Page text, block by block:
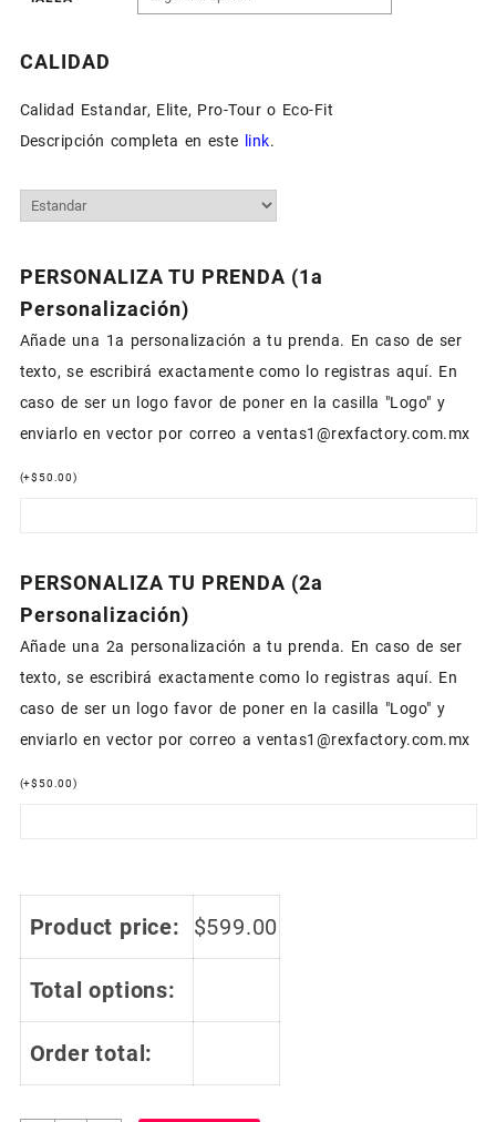
CALIDAD
Calidad Estandar, Elite, Pro-Tour o Eco-Fit
Descripción completa en este
link.
PERSONALIZA TU PRENDA (1a
Personalización)
Añade una 1a personalización a tu prenda. En caso de ser
texto, se escribirá exactamente como lo registras aquí. En
caso de ser un logo favor de poner en la casilla "Logo" y
enviarlo en vector por correo a ventas1@rexfactory.com.mx
(+$50.00 )
PERSONALIZA TU PRENDA (2a
Personalización)
Añade una 2a personalización a tu prenda. En caso de ser
texto, se escribirá exactamente como lo registras aquí. En
caso de ser un logo favor de poner en la casilla "Logo" y
enviarlo en vector por correo a ventas1@rexfactory.com.mx
(+$50.00 )
Product price: $599.00
Total options:
Order total: